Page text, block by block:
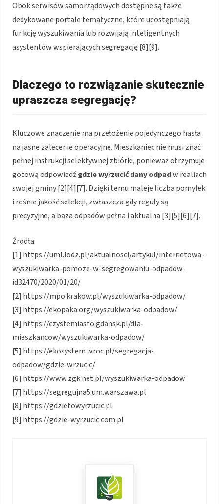
Obok serwisów samorządowych dostępne są także
dedykowane portale tematyczne, które udostępniają
funkcję wyszukiwania lub rozwijają inteligentnych
asystentów wspierających segregację [8][9].
Dlaczego to rozwiązanie skutecznie
upraszcza segregację?
Kluczowe znaczenie ma przełożenie pojedynczego hasła
na jasne zalecenie operacyjne. Mieszkaniec nie musi znać
pełnej instrukcji selektywnej zbiórki, ponieważ otrzymuje
gotową odpowiedźgdzie wyrzucić dany odpadw realiach
swojej gminy [2][4][7]. Dzięki temu maleje liczba pomyłek
i rośnie jakość selekcji, zwłaszcza gdy reguły są
precyzyjne, a baza odpadów pełna i aktualna [3][5][6][7].
Źródła:
[1] https://uml.lodz.pl/aktualnosci/artykul/internetowa-
wyszukiwarka-pomoze-w-segregowaniu-odpadow-
id32470/2020/01/20/
[2] https://mpo.krakow.pl/wyszukiwarka-odpadow/
[3] https://ekopaka.org/wyszukiwarka-odpadow/
[4] https://czystemiasto.gdansk.pl/dla-
mieszkancow/wyszukiwarka-odpadow/
[5] https://ekosystem.wroc.pl/segregacja-
odpadow/gdzie-wrzucic/
[6] https://www.zgk.net.pl/wyszukiwarka-odpadow
[7] https://segregujna5.um.warszawa.pl
[8] https://gdzietowyrzucic.pl
[9] https://gdzie-wyrzucic.com.pl